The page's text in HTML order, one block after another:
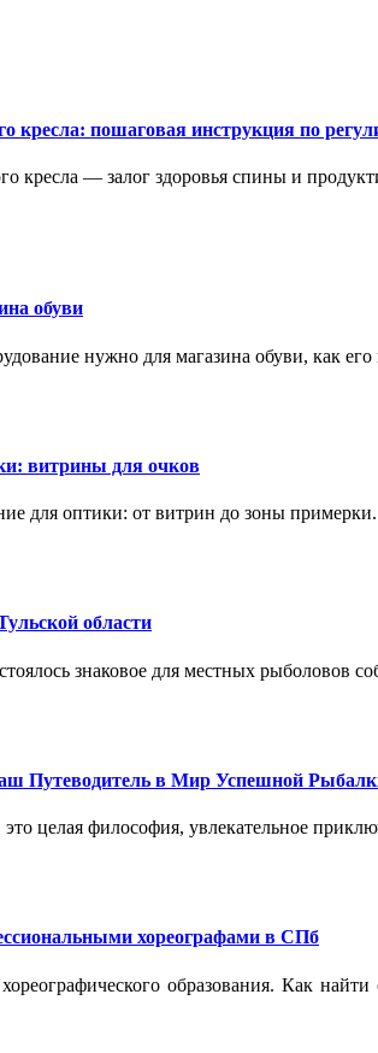
кресла: пошаговая инструкция по
кресла — залог здоровья спины и
обуви
нужно для магазина обуви, как
витрины для очков
для оптики: от витрин до зоны
области
знаковое для местных рыболовов
Путеводитель в Мир Успешной
целая философия, увлекательное
хореографами в СПб
образования. Как